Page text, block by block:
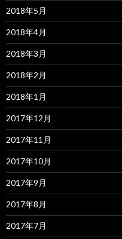
2018年5月
2018年4月
2018年3月
2018年2月
2018年1月
2017年12月
2017年11月
2017年10月
2017年9月
2017年8月
2017年7月